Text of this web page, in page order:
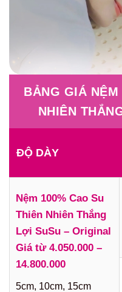
BẢNG GIÁ NỆM
NHIÊN
ĐỘ DÀY
Nệm 100% Cao Su
Thiên Nhiên Thắng
Lợi SuSu – Original
Giá từ 4.050.000 –
14.800.000
5cm, 10cm, 15cm